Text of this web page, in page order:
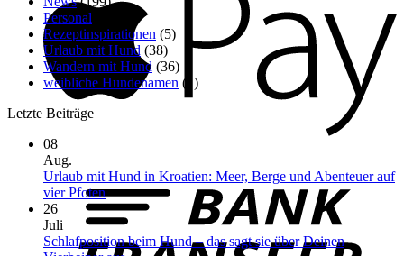
Personal
Rezeptinspirationen (5)
Urlaub mit Hund (38)
Wandern mit Hund (36)
weibliche Hundenamen (1)
Letzte Beiträge
08
Aug.
Urlaub mit Hund in Kroatien: Meer, Berge und Abenteuer auf
vier PfotenKeine
Kommentare
zu
Urlaub
26
Juli
Schlafposition beim Hund – das sagt sie über Deinen